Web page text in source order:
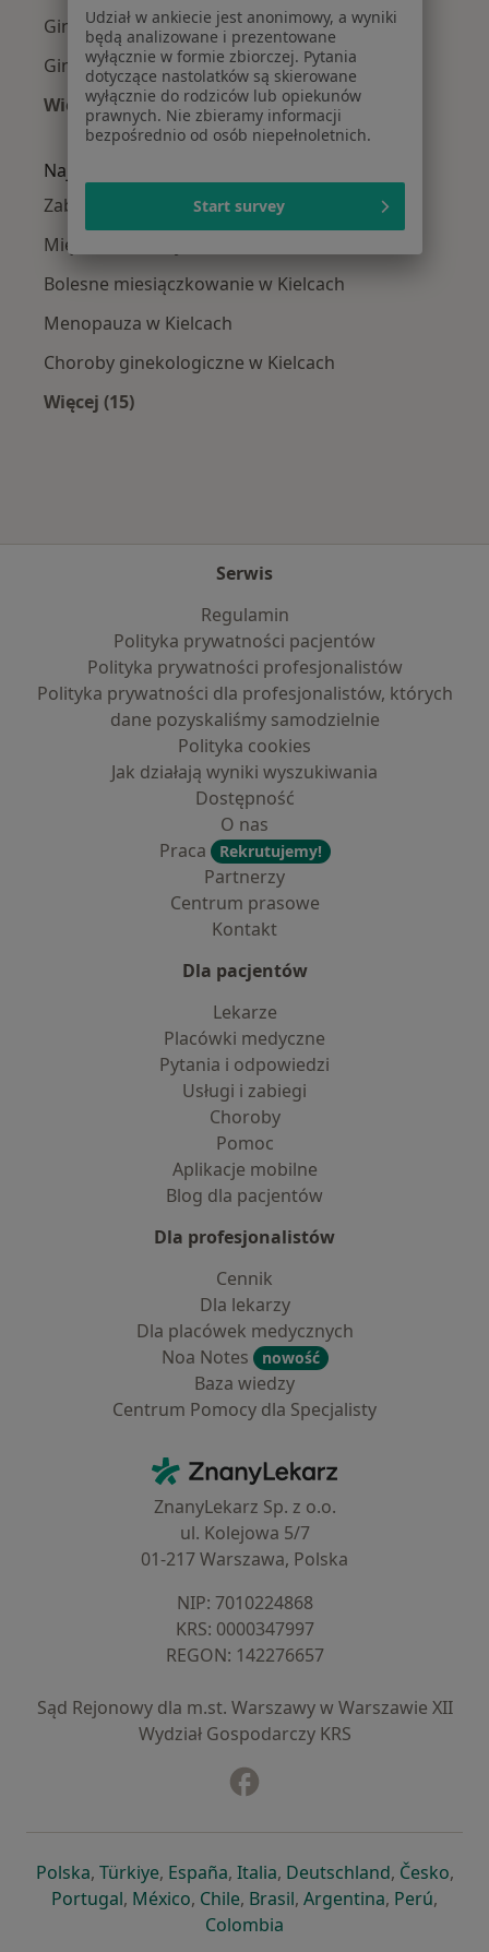
Ginekolodzy w Końskich
Ginekolodzy w Jędrzejowie
Więcej (8)
Więcej w kategorii: W pobliżu Kielc
Najczęście leczone choroby
Zaburzenia miesiączkowania w Kielcach
Mięśniaki macicy w Kielcach
Bolesne miesiączkowanie w Kielcach
Menopauza w Kielcach
Choroby ginekologiczne w Kielcach
Więcej (15)
Serwis
Regulamin
Polityka prywatności pacjentów
Polityka prywatności profesjonalistów
Polityka prywatności dla profesjonalistów, których
dane pozyskaliśmy samodzielnie
Polityka cookies
Jak działają wyniki wyszukiwania
Dostępność
O nas
Praca
Rekrutujemy!
Partnerzy
Centrum prasowe
Kontakt
Dla pacjentów
Lekarze
Placówki medyczne
Pytania i odpowiedzi
Usługi i zabiegi
Choroby
Pomoc
Aplikacje mobilne
Blog dla pacjentów
Dla profesjonalistów
Cennik
Dla lekarzy
Dla placówek medycznych
Noa Notes
nowość
Baza wiedzy
Centrum Pomocy dla Specjalisty
ZnanyLekarz - Strona główna
ZnanyLekarz Sp. z o.o.
ul. Kolejowa 5/7
01-217 Warszawa, Polska
NIP: ⁠7010224868
KRS: ⁠0000347997
REGON: ⁠142276657
Sąd Rejonowy dla m.st. Warszawy w Warszawie XII
Wydział Gospodarczy KRS
Polskaotwiera się w nowej karcie
, Türkiyeotwiera się w nowej karcie
, Españaotwiera się w nowej karcie
, Italiaotwiera się w nowej
, Deutschlandotwiera się
, Česko,
Portugalotwiera się w nowej karcie
, Méxicootwiera się w nowej karcie
, Chileotwiera się w nowej karcie
, Brasilotwiera się w nowej
, Argentinaotwiera się
, Perú,
Colombia
Udział w ankiecie jest anonimowy, a wyniki
będą analizowane i prezentowane
wyłącznie w formie zbiorczej. Pytania
dotyczące nastolatków są skierowane
wyłącznie do rodziców lub opiekunów
prawnych. Nie zbieramy informacji
bezpośrednio od osób niepełnoletnich.
Start survey